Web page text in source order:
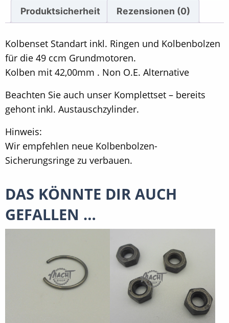
Kolbenringe
Non
Alternative
Menge
Produktsicherheit Rezensionen (0)
Kolbenset Standart inkl. Ringen und Kolbenbolzen
für die 49 ccm Grundmotoren.
Kolben mit 42,00mm . Non O.E. Alternative
Beachten Sie auch unser Komplettset – bereits
gehont inkl. Austauschzylinder.
Hinweis:
Wir empfehlen neue Kolbenbolzen-
Sicherungsringe zu verbauen.
DAS KÖNNTE DIR AUCH
GEFALLEN …